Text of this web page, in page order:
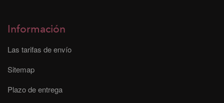
Información
Las tarifas de envío
Sitemap
Plazo de entrega